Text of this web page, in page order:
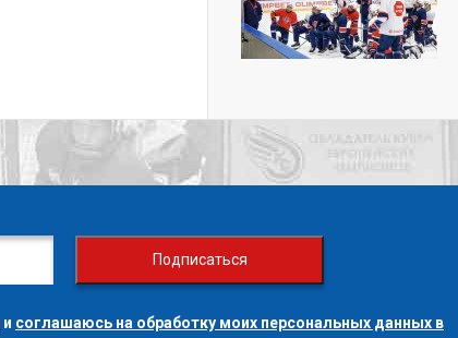
Подписаться
и соглашаюсь на обработку моих персональных данных в